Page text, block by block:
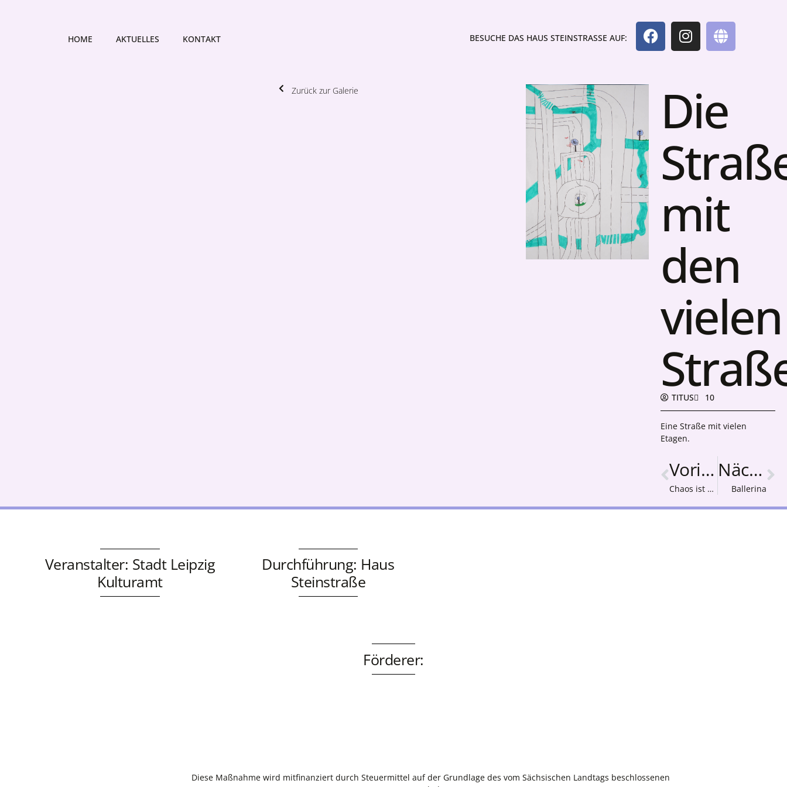
HOME AKTUELLES KONTAKT BESUCHE DAS HAUS STEINSTRASSE AUF:
Zurück zur Galerie
Die
mit
den
vielen
TITUS 10
Eine Straße mit vielen
Etagen.
Vorige
Chaos ist Perfekt
Nächster
Ballerina
Veranstalter: Stadt Leipzig
Kulturamt
Durchführung: Haus
Steinstraße
Förderer:
Diese Maßnahme wird mitfinanziert durch Steuermittel auf der Grundlage des vom Sächsischen Landtags beschlossenen